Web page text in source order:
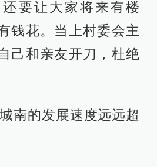
要让大家将来有楼
钱花。当上村委会主
己和亲友开刀，杜绝
的发展速度远远超